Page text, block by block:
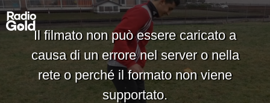
Il filmato non può essere caricato a
causa di un errore nel server o nella
rete o perché il formato non viene
supportato.